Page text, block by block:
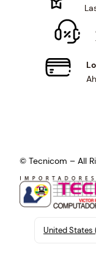
© Tecnicom – All
United States